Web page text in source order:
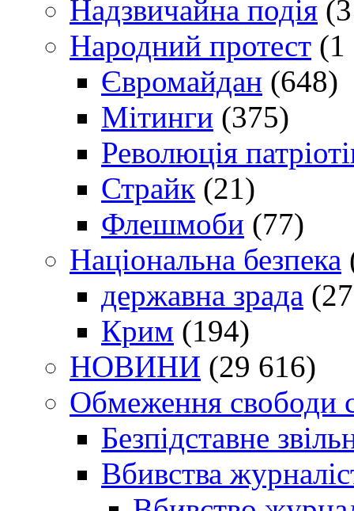
Надзвичайна подія
Народний протест (1
Євромайдан (648)
Мітинги (375)
Революція
Страйк (21)
Флешмоби (77)
Національна безпека
державна зрада
Крим (194)
НОВИНИ (29 616)
Обмеження свободи
Безпідставне
Вбивства